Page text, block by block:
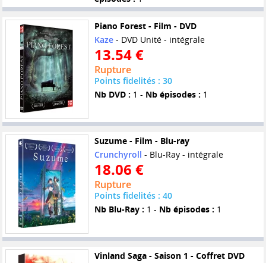
Piano Forest - Film - DVD
Kaze- DVD Unité - intégrale
13.54 €
Rupture
Points fidelités : 30
Nb DVD : 1 - Nb épisodes : 1
Suzume - Film - Blu-ray
Crunchyroll - Blu-Ray - intégrale
18.06 €
Rupture
Points fidelités : 40
Nb Blu-Ray : 1 - Nb épisodes : 1
Vinland Saga - Saison 1 - Coffret DVD